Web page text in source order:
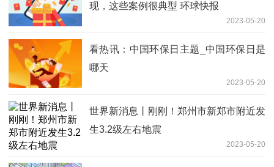
现，这些案例很典型 环球快报
2023-05-20
看热讯：中国环保日主题_中国环保日是
哪天
2023-05-20
世界新消息丨刚刚！郑州市新郑市附近发
生3.2级左右地震
2023-05-20